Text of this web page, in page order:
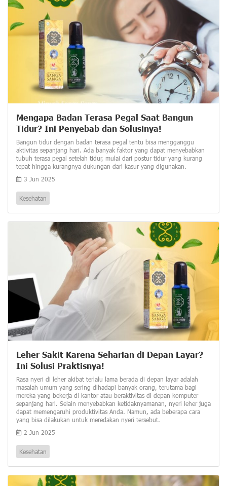
Mengapa Badan Terasa Pegal Saat Bangun
Tidur? Ini Penyebab dan Solusinya!
Bangun tidur dengan badan terasa pegal tentu bisa mengganggu
aktivitas sepanjang hari. Ada banyak faktor yang dapat menyebabkan
tubuh terasa pegal setelah tidur, mulai dari postur tidur yang kurang
tepat hingga kurangnya dukungan dari kasur yang digunakan.
3 Jun 2025
Kesehatan
Leher Sakit Karena Seharian di Depan Layar?
Ini Solusi Praktisnya!
Rasa nyeri di leher akibat terlalu lama berada di depan layar adalah
masalah umum yang sering dihadapi banyak orang, terutama bagi
mereka yang bekerja di kantor atau beraktivitas di depan komputer
sepanjang hari. Selain menyebabkan ketidaknyamanan, nyeri leher juga
dapat memengaruhi produktivitas Anda. Namun, ada beberapa cara
yang bisa dilakukan untuk meredakan nyeri tersebut.
2 Jun 2025
Kesehatan